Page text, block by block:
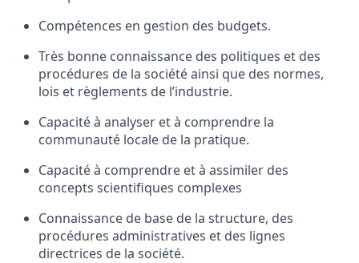
Compétences en gestion des budgets.
Très bonne connaissance des politiques et des
procédures de la société ainsi que des normes,
lois et règlements de l’industrie.
Capacité à analyser et à comprendre la
communauté locale de la pratique.
Capacité à comprendre et à assimiler des
concepts scientifiques complexes
Connaissance de base de la structure, des
procédures administratives et des lignes
directrices de la société.